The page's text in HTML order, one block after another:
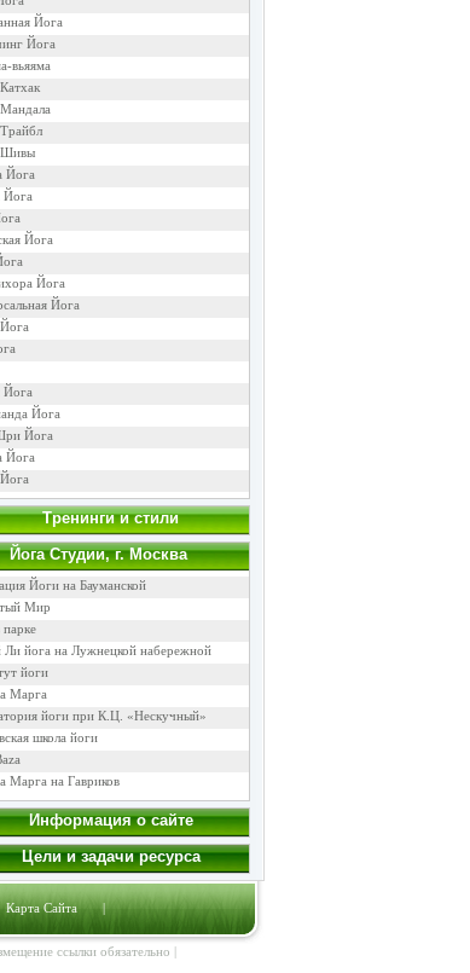
Йога
Йога
вьяяма
Шивы
Йога
Йога
Йога
Йога
Йога
Йога
Йога
Йога
Тренинги и стили
Йога Cтудии, г. Москва
Йоги на Бауманской
Мир
Ли йога на Лужнецкой набережной
йоги
Марга
йоги при К.Ц. «Нескучный»
школа йоги
Марга на Гавриков
Информация о сайте
Цели и задачи ресурса
Карта Сайта|
ссылки обязательно |